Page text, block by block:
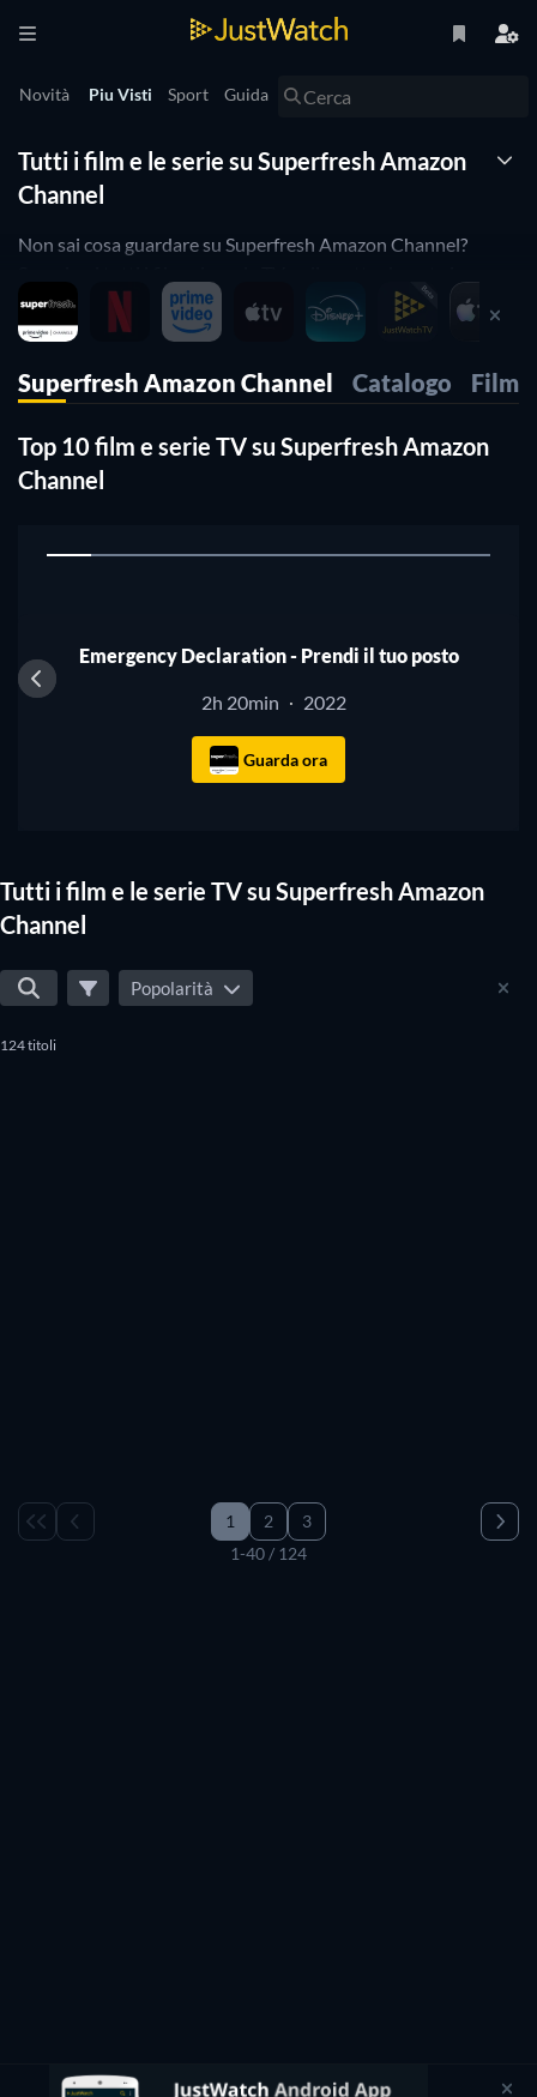
Novità Piu Visti Sport Guida
Tutti i film e le serie su Superfresh Amazon
Channel
Non sai cosa guardare su Superfresh Amazon Channel?
streaming su Superfresh Amazon Channel.
consente di cercare i contenuti di vari provider, tra cui
Cerca, filtra e confronta i prezzi per trovare il provider
Superfresh Amazon Channel Catalogo Film
Top 10 film e serie TV su Superfresh Amazon
Channel
1
Emergency Declaration - Prendi il tuo posto
2h 20min · 2022
Guarda ora
Tutti i film e le serie TV su Superfresh Amazon
Channel
Popolarità
124 titoli
1 2
3
1-40 / 124